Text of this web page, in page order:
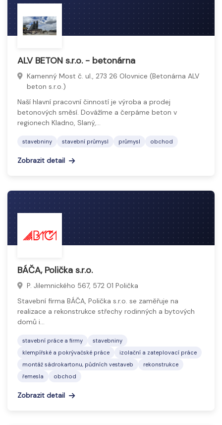
ALV BETON s.r.o. - betonárna
Kamenný Most č. ul., 273 26 Olovnice (Betonárna ALV
beton s.r.o.)
Naší hlavní pracovní činností je výroba a prodej
betonových směsí. Dovážíme a čerpáme beton v
regionech Kladno, Slaný,…
stavebniny stavební průmysl průmysl obchod
Zobrazit detail
BÁČA, Polička s.r.o.
P. Jilemnického 567, 572 01 Polička
Stavební firma BÁČA, Polička s.r.o. se zaměřuje na
realizace a rekonstrukce střechy rodinných a bytových
domů i…
stavební práce a firmy
stavebniny
klempířské a pokrývačské práce
izolační a zateplovací práce
montáž sádrokartonu, půdních vestaveb
rekonstrukce
řemesla
obchod
Zobrazit detail